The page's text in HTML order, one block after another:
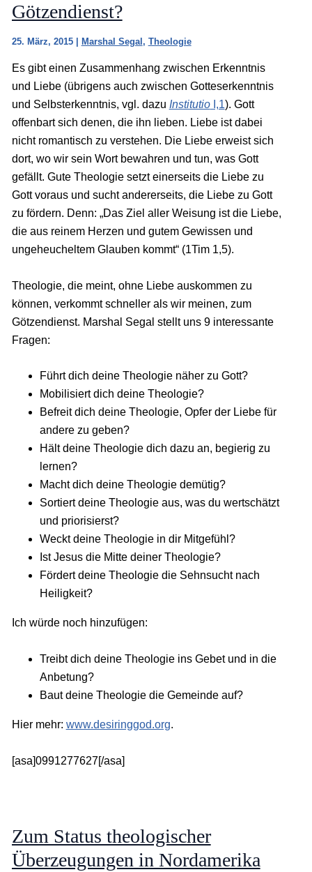
Götzendienst?
25. März, 2015 Marshal Segal , Theologie
Es gibt einen Zusammenhang zwischen Erkenntnis
und Liebe (übrigens auch zwischen Gotteserkenntnis
und Selbsterkenntnis, vgl. dazu InstitutioI,1). Gott
offenbart sich denen, die ihn lieben. Liebe ist dabei
nicht romantisch zu verstehen. Die Liebe erweist sich
dort, wo wir sein Wort bewahren und tun, was Gott
gefällt. Gute Theologie setzt einerseits die Liebe zu
Gott voraus und sucht andererseits, die Liebe zu Gott
zu fördern. Denn: „Das Ziel aller Weisung ist die Liebe,
die aus reinem Herzen und gutem Gewissen und
ungeheucheltem Glauben kommt“ (1Tim 1,5).
Theologie, die meint, ohne Liebe auskommen zu
können, verkommt schneller als wir meinen, zum
Götzendienst. Marshal Segal stellt uns 9 interessante
Fragen:
Führt dich deine Theologie näher zu Gott?
Mobilisiert dich deine Theologie?
Befreit dich deine Theologie, Opfer der Liebe für
andere zu geben?
Hält deine Theologie dich dazu an, begierig zu
lernen?
Macht dich deine Theologie demütig?
Sortiert deine Theologie aus, was du wertschätzt
und priorisierst?
Weckt deine Theologie in dir Mitgefühl?
Ist Jesus die Mitte deiner Theologie?
Fördert deine Theologie die Sehnsucht nach
Heiligkeit?
Ich würde noch hinzufügen:
Treibt dich deine Theologie ins Gebet und in die
Anbetung?
Baut deine Theologie die Gemeinde auf?
Hier mehr: www.desiringgod.org.
[asa]0991277627[/asa]
Zum Status theologischer
Überzeugungen in Nordamerika